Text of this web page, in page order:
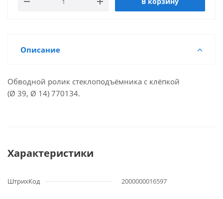
Описание
Обводной ролик стеклоподъёмника с клёпкой
(Ø 39, Ø 14) 770134.
Характеристики
ШтрихКод 2000000016597